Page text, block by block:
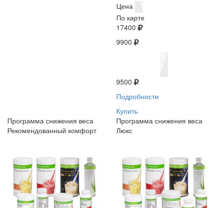
Цена
По карте
17400
9900
9500
Подробности
Купить
Программа снижения веса
Рекомендованный комфорт
Программа снижения веса
Люкс